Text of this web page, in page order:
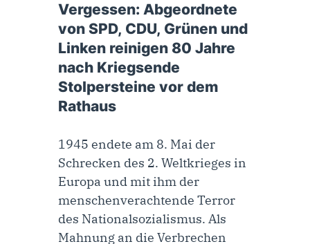
Vergessen: Abgeordnete
von SPD, CDU, Grünen und
Linken reinigen 80 Jahre
nach Kriegsende
Stolpersteine vor dem
Rathaus
1945 endete am 8. Mai der
Schrecken des 2. Weltkrieges in
Europa und mit ihm der
menschenverachtende Terror
des Nationalsozialismus. Als
Mahnung an die Verbrechen